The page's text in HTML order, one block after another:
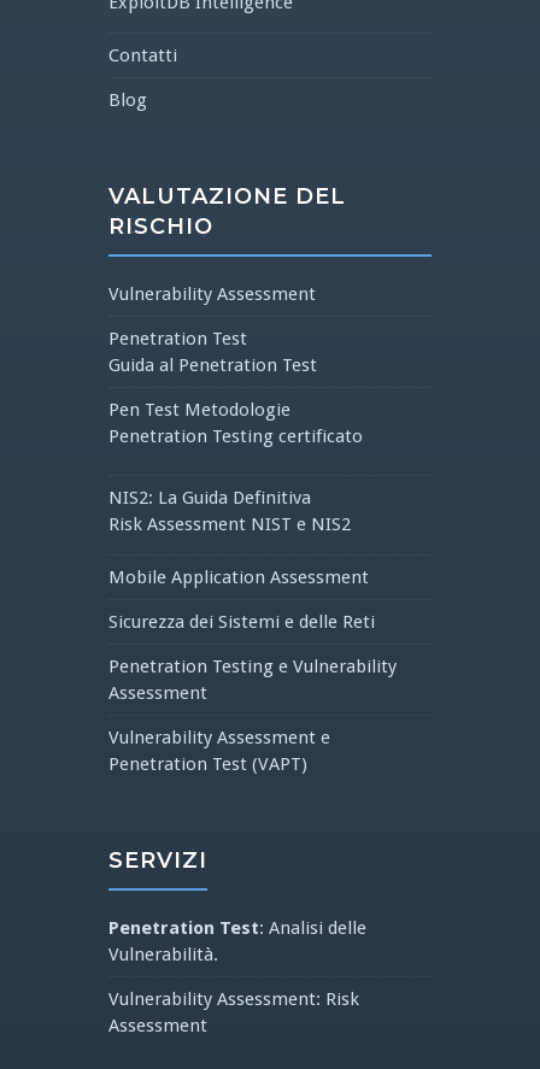
Contatti
Blog
VALUTAZIONE DEL
RISCHIO
Vulnerability Assessment
Penetration Test
Guida al Penetration Test
Pen Test Metodologie
Penetration Testing certificato
NIS2: La Guida Definitiva
Risk Assessment NIST e NIS2
Mobile Application Assessment
Sicurezza dei Sistemi e delle Reti
Penetration Testing e Vulnerability
Assessment
Vulnerability Assessment e
Penetration Test (VAPT)
SERVIZI
Penetration Test: Analisi delle
Vulnerabilità.
Vulnerability Assessment: Risk
Assessment